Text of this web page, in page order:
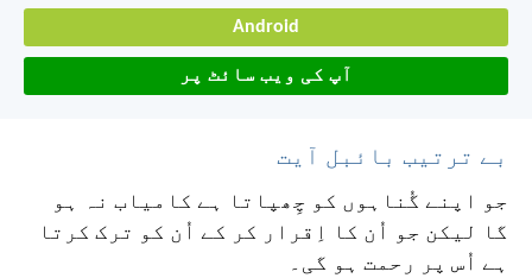
Android
آپ کی ویب سائٹ پر
بے ترتیب بائبل آیت
جو اپنے گُناہوں کو چِھپاتا ہے کامیاب نہ ہو
گا لیکن جو اُن کا اِقرار کر کے اُن کو ترک کرتا
ہے اُس پر رحمت ہو گی۔